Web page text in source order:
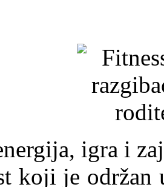
igra i
koji je održan